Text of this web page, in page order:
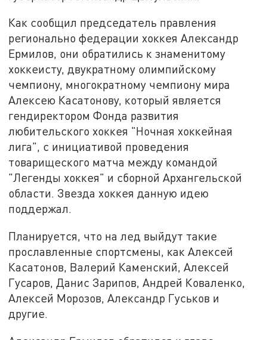
Как сообщил председатель правления
регионально федерации хоккея Александр
Ермилов, они обратились к знаменитому
хоккеисту, двукратному олимпийскому
чемпиону, многократному чемпиону мира
Алексею Касатонову, который является
гендиректором Фонда развития
любительского хоккея "Ночная хоккейная
лига", с инициативой проведения
товарищеского матча между командой
"Легенды хоккея" и сборной Архангельской
области. Звезда хоккея данную идею
поддержал.
Планируется, что на лед выйдут такие
прославленные спортсмены, как Алексей
Касатонов, Валерий Каменский, Алексей
Гусаров, Данис Зарипов, Андрей Коваленко,
Алексей Морозов, Александр Гуськов и
другие.